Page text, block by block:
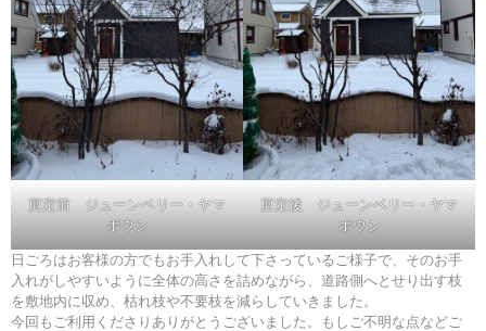
剪定前 ジューンベリー・ヤマ
ボウシ
剪定後 ジューンベリー・ヤマ
ボウシ
日ごろはお客様の方でもお手入れして下さっているご様子で、そのお手
入れがしやすいように全体の高さを詰めながら、道路側へとせり出す枝
を敷地内に収め、枯れ枝や不要枝を減らしていきました。
今回もご利用くださりありがとうございました。もしご不明な点などご